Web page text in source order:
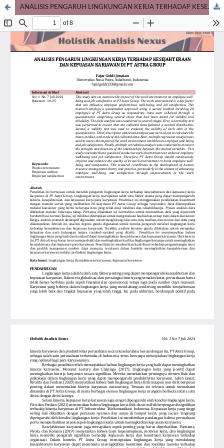
ANALISIS PENGARUH LINGKUNGAN KERJA TERHADAP KESEJAHTERAAN DAN KEPUASAN KARIAWAN DI PT ASTRA GROUP